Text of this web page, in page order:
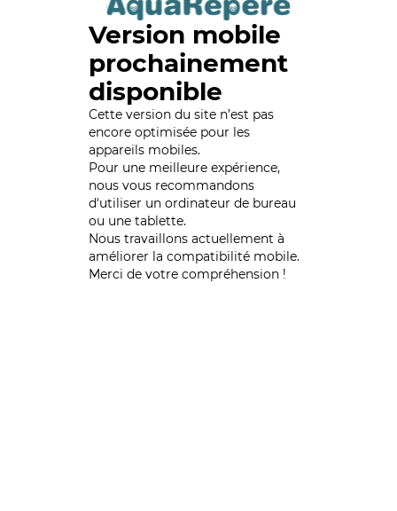
Version mobile
prochainement
disponible
Cette version du site n’est pas
encore optimisée pour les
appareils mobiles.
Pour une meilleure expérience,
nous vous recommandons
d'utiliser un ordinateur de bureau
ou une tablette.
Nous travaillons actuellement à
améliorer la compatibilité mobile.
Merci de votre compréhension !